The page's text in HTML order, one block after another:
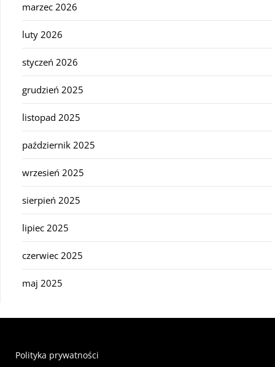
marzec 2026
luty 2026
styczeń 2026
grudzień 2025
listopad 2025
październik 2025
wrzesień 2025
sierpień 2025
lipiec 2025
czerwiec 2025
maj 2025
Polityka prywatności